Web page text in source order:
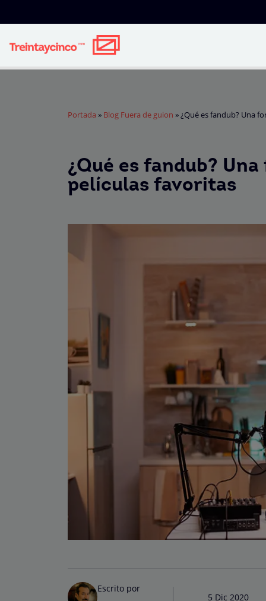
Portada » Blog Fuera de guion »¿Qué es fandub? Una
¿Qué es fandub?
películas favoritas
Escrito por
5 Dic 2020